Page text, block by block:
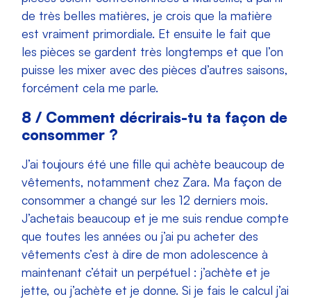
de très belles matières, je crois que la matière
est vraiment primordiale. Et ensuite le fait que
les pièces se gardent très longtemps et que l’on
puisse les mixer avec des pièces d’autres saisons,
forcément cela me parle.
8 / Comment décrirais-tu ta façon de
consommer ?
J’ai toujours été une fille qui achète beaucoup de
vêtements, notamment chez Zara. Ma façon de
consommer a changé sur les 12 derniers mois.
J’achetais beaucoup et je me suis rendue compte
que toutes les années ou j’ai pu acheter des
vêtements c’est à dire de mon adolescence à
maintenant c’était un perpétuel : j’achète et je
jette, ou j’achète et je donne. Si je fais le calcul j’ai